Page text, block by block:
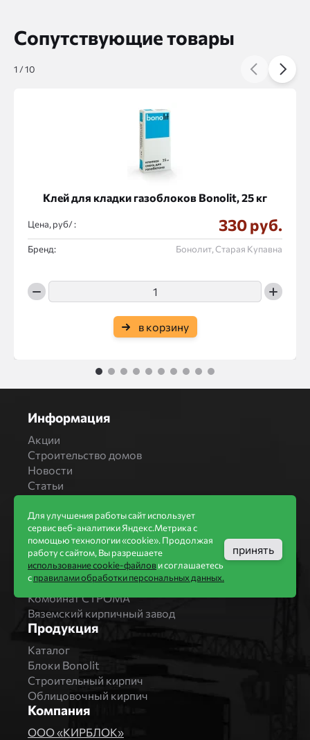
Сопутствующие товары
Клей для кладки газоблоков Bonolit, 25 кг
Цена, руб/ : 330 руб.
Бренд: Бонолит, Старая Купавна
в корзину
1 /10
1 2 3 4 5 6 7 8 9 10
Информация
Акции
Строительство домов
Новости
Статьи
Производители
Бренды
Bonolit
Завод Мстера
Вышневолоцкая керамика
Магма Керамик
Комбинат СТРОМА
Вяземский кирпичный завод
Продукция
Каталог
Блоки Bonolit
Строительный кирпич
Облицовочный кирпич
Компания
ООО «КИРБЛОК»
Для улучшения работы сайт использует
сервис веб-аналитики Яндекс.Метрика с
помощью технологии «cookie». Продолжая
работу с сайтом, Вы разрешаете
использование cookie-файлови соглашаетесь
справилами обработки персональных данных.
принять